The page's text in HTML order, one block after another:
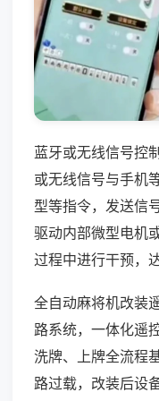
蓝牙或无线信号控
或无线信号与手机
型等指令，发送信
驱动内部微型电机
过程中进行干预，
全自动麻将机改装
路系统，一体化遥
洗牌、上牌全流程
路过载，改装后设